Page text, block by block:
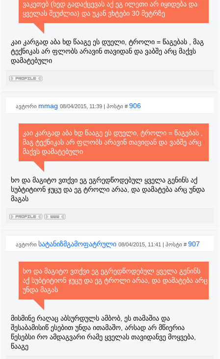
ვაკეთებ (ხედ გადაქცევას აქ ეგ ილეთი არ იყიდება და
ყველას შეუძლია) და უკან ვხტები 30 მეტრზე
კაი კარგად აბა ხდ წააგე ეს დუელი, ტროლი = წაგებას , მაგ
ტექნიკას არ ფლობს არავინ თავიდან და ვაბშე არც მაქვს
დამატებული
ავტორი mmag 08/04/2015, 11:39 | პოსტი # 906
კაი კარგად აბა ხდ წააგე ეს დუელი, ტროლი = წაგებას ,
მაგ ტექნიკას არ ფლობს არავინ თავიდან და ვაბშე არც
მაქვს დამატებული
ხო და მაგიტო ვთქვი ეგ ეგრედწოდებულ ყველა გენინს აქ
სუბტიტიონ ჯუცუ და ეგ ტროლი არაა, და დამატება არც უნდა
მაგას
ავტორი სატანიზმგამოფატრული 08/04/2015, 11:41 | პოსტი # 907
ხო და მაგიტო ვთქვი ეგ ეგრედწოდებულ ყველა გენინს
აქ სუბტიტიონ ჯუცუ და ეგ ტროლი არაა, და დამატება არც
უნდა მაგას
მისმინე რაღაც აბსურდულს ამბობ, ეს თამაშია და
შესაბამისიწ ესებით უნდა ითამაშო, არსად არ მწიერია
წესებსი რო ამდაგვარი რამე ყველას თავიდანვე მოყვება,
წააგე